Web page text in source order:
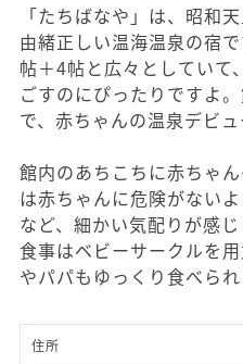
「たちばなや」は、昭和
由緒正しい温海温泉の宿
帖＋4帖と広々としていて
ごすのにぴったりですよ
で、赤ちゃんの温泉デビ
館内のあちこちに赤ちゃ
は赤ちゃんに危険がない
など、細かい気配りが感
食事はベビーサークルを
やパパもゆっくり食べられ
住所